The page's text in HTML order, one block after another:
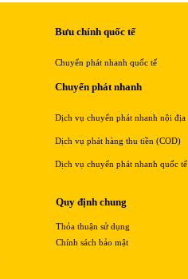
Bưu chính quốc tế
Chuyển phát nhanh quốc tế
Chuyển phát nhanh
Dịch vụ chuyển phát nhanh nội địa
Dịch vụ phát hàng thu tiền (COD)
Dịch vụ chuyển phát nhanh quốc tế
Quy định chung
Thỏa thuận sử dụng
Chính sách bảo mật